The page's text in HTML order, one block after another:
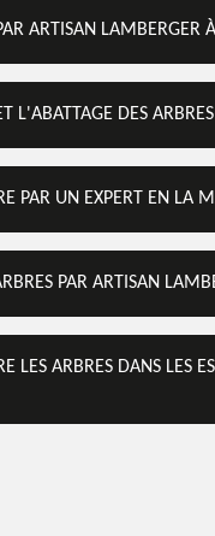
ARTISAN LAMBERGER
L'ABATTAGE DES
PAR UN EXPERT EN LA
PAR ARTISAN
LES ARBRES DANS LES